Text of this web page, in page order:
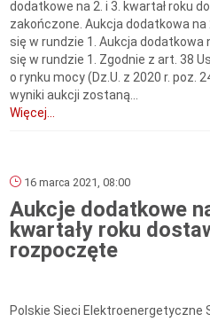
dodatkowe na 2. i 3. kwartał roku
zakończone. Aukcja dodatkowa na
się w rundzie 1. Aukcja dodatkowa
się w rundzie 1. Zgodnie z art. 38
o rynku mocy (Dz.U. z 2020 r. poz.
wyniki aukcji zostaną...
Więcej...
16 marca 2021, 08:00
Aukcje dodatkowe
kwartały roku
rozpoczęte
Polskie Sieci Elektroenergetyczne